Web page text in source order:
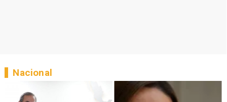
Nacional